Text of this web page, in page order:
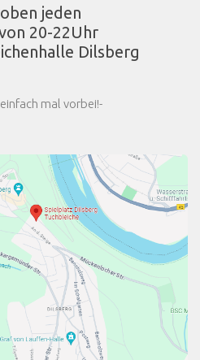
jeden
20-22Uhr
Dilsberg
mal vorbei!-